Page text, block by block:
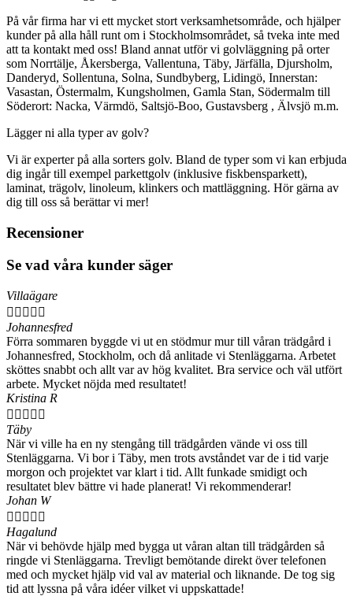
På vår firma har vi ett mycket stort verksamhetsområde, och hjälper
kunder på alla håll runt om i Stockholmsområdet, så tveka inte med
att ta kontakt med oss! Bland annat utför vi golvläggning på orter
som Norrtälje, Åkersberga, Vallentuna, Täby, Järfälla, Djursholm,
Danderyd, Sollentuna, Solna, Sundbyberg, Lidingö, Innerstan:
Vasastan, Östermalm, Kungsholmen, Gamla Stan, Södermalm till
Söderort: Nacka, Värmdö, Saltsjö-Boo, Gustavsberg , Älvsjö m.m.
Lägger ni alla typer av golv?
Vi är experter på alla sorters golv. Bland de typer som vi kan erbjuda
dig ingår till exempel parkettgolv (inklusive fiskbensparkett),
laminat, trägolv, linoleum, klinkers och mattläggning. Hör gärna av
dig till oss så berättar vi mer!
Recensioner
Se vad våra kunder säger
Villaägare
    
Johannesfred
Förra sommaren byggde vi ut en stödmur mur till våran trädgård i
Johannesfred, Stockholm, och då anlitade vi Stenläggarna. Arbetet
sköttes snabbt och allt var av hög kvalitet. Bra service och väl utfört
arbete. Mycket nöjda med resultatet!
Kristina R
    
Täby
När vi ville ha en ny stengång till trädgården vände vi oss till
Stenläggarna. Vi bor i Täby, men trots avståndet var de i tid varje
morgon och projektet var klart i tid. Allt funkade smidigt och
resultatet blev bättre vi hade planerat! Vi rekommenderar!
Johan W
    
Hagalund
När vi behövde hjälp med bygga ut våran altan till trädgården så
ringde vi Stenläggarna. Trevligt bemötande direkt över telefonen
med och mycket hjälp vid val av material och liknande. De tog sig
tid att lyssna på våra idéer vilket vi uppskattade!